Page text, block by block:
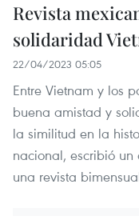
Revista
solidaridad
22/04/2023 05:05
Entre Vietnam y los
buena amistad y
la similitud en la
nacional, escribió un
una revista